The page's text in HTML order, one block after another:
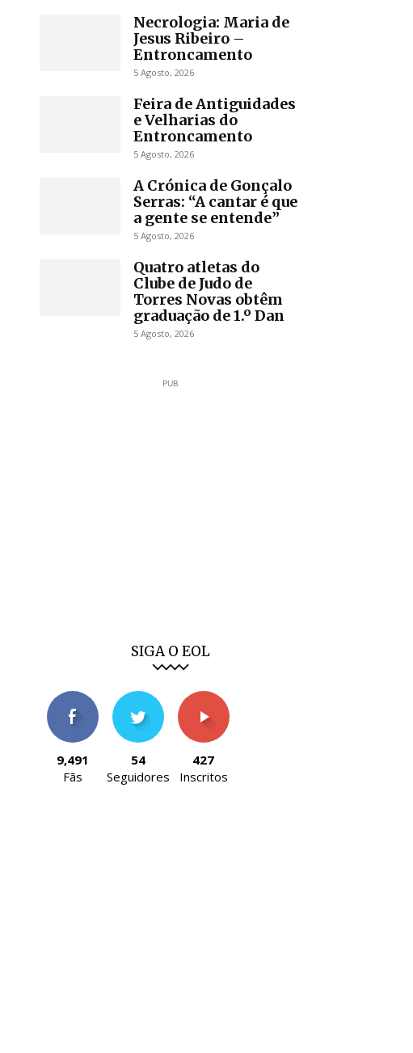
Necrologia: Maria de
Jesus Ribeiro –
Entroncamento
5 Agosto, 2026
Feira de Antiguidades
e Velharias do
Entroncamento
5 Agosto, 2026
A Crónica de Gonçalo
Serras: “A cantar é que
a gente se entende”
5 Agosto, 2026
Quatro atletas do
Clube de Judo de
Torres Novas obtêm
graduação de 1.º Dan
5 Agosto, 2026
PUB
SIGA O EOL
9,491
Fãs
54
Seguidores
427
Inscritos